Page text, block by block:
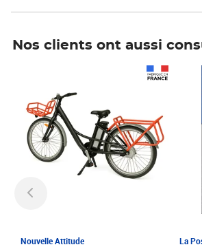
Nos clients ont aussi
Nouvelle Attitude La
Prix